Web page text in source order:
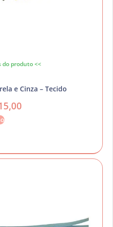
do produto <<
e Cinza – Tecido